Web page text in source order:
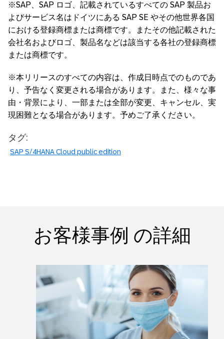
※SAP、SAP ロゴ、記載されているすべての SAP 製品お
よびサービス名はドイツにある SAP SE やその他世界各国
における登録商標または商標です。またその他記載された
会社名およびロゴ、製品名などは該当する各社の登録商標
または商標です。
※本リリースのすべての内容は、作成日時点でのものであ
り、予告なく変更される場合があります。また、様々な事
由・背景により、一部または全部が変更、キャンセル、実
現困難となる場合があります。予めご了承ください。
タグ:
SAP S/4HANA Cloud public edition
お客様事例 の詳細